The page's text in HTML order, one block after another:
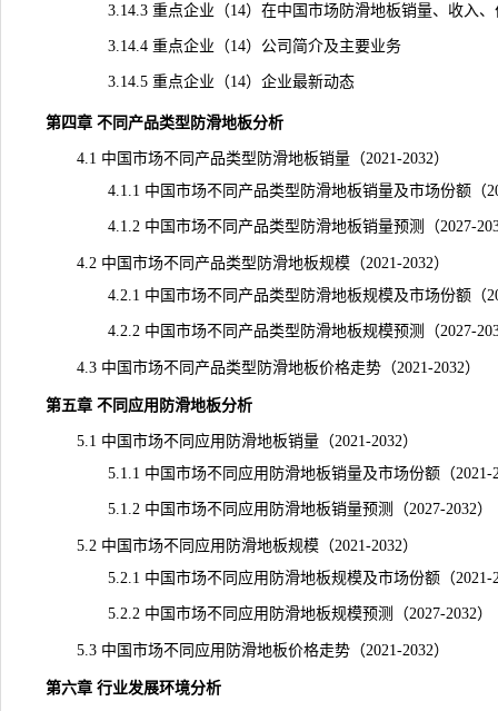
3.14.3 重点企业（14）在中国市场防滑地板销量、收入、价
3.14.4 重点企业（14）公司简介及主要业务
3.14.5 重点企业（14）企业最新动态
第四章 不同产品类型防滑地板分析
4.1 中国市场不同产品类型防滑地板销量（2021-2032）
4.1.1 中国市场不同产品类型防滑地板销量及市场份额（
4.1.2 中国市场不同产品类型防滑地板销量预测（2027-
4.2 中国市场不同产品类型防滑地板规模（2021-2032）
4.2.1 中国市场不同产品类型防滑地板规模及市场份额（
4.2.2 中国市场不同产品类型防滑地板规模预测（2027-
4.3 中国市场不同产品类型防滑地板价格走势（2021-2032）
第五章 不同应用防滑地板分析
5.1 中国市场不同应用防滑地板销量（2021-2032）
5.1.1 中国市场不同应用防滑地板销量及市场份额（2021-
5.1.2 中国市场不同应用防滑地板销量预测（2027-2032）
5.2 中国市场不同应用防滑地板规模（2021-2032）
5.2.1 中国市场不同应用防滑地板规模及市场份额（2021-
5.2.2 中国市场不同应用防滑地板规模预测（2027-2032）
5.3 中国市场不同应用防滑地板价格走势（2021-2032）
第六章 行业发展环境分析